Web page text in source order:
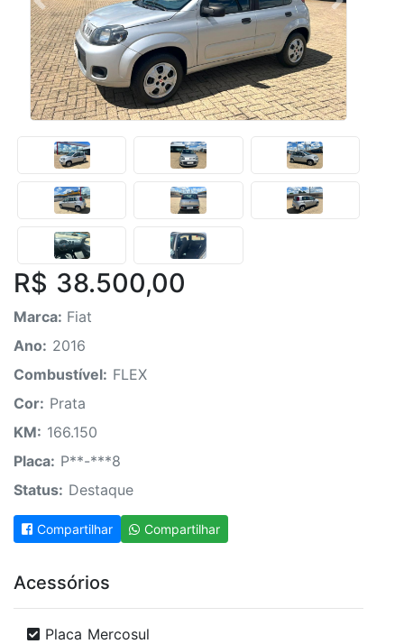
Previous Next
R$ 38.500,00
Marca: Fiat
Ano: 2016
Combustível: FLEX
Cor: Prata
KM: 166.150
Placa: P**-***8
Status: Destaque
Compartilhar Compartilhar
Acessórios
Placa Mercosul